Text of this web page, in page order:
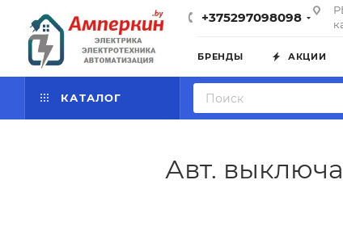
+375297098098
БРЕНДЫ АКЦИИ
КАТАЛОГ
Авт.